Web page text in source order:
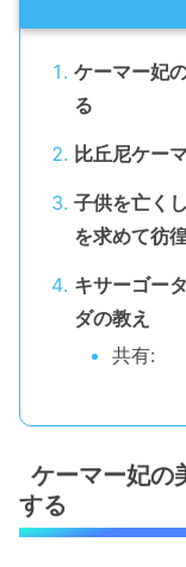
ケーマー妃
る
比丘尼ケー
子供を亡く
を求めて彷
キサーゴー
ダの教え
共有:
ケーマー妃の
する